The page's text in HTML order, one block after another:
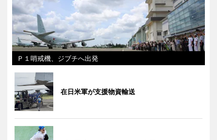
Ｐ１哨戒機、ジブチへ出発
在日米軍が支援物資輸送